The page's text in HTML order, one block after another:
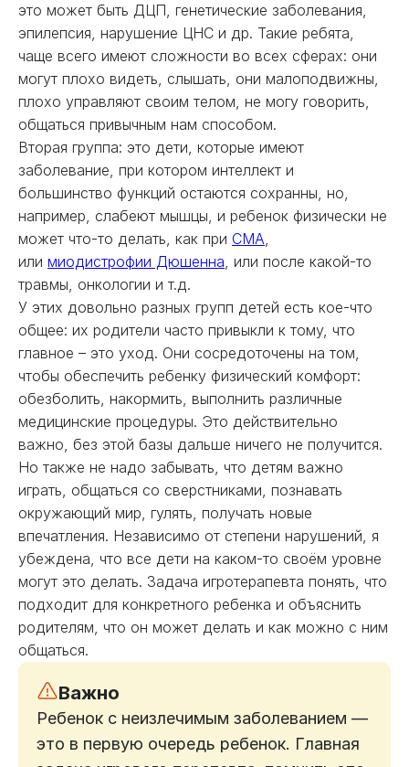
это может быть ДЦП, генетические заболевания,
эпилепсия, нарушение ЦНС и др. Такие ребята,
чаще всего имеют сложности во всех сферах: они
могут плохо видеть, слышать, они малоподвижны,
плохо управляют своим телом, не могу говорить,
общаться привычным нам способом.
Вторая группа: это дети, которые имеют
заболевание, при котором интеллект и
большинство функций остаются сохранны, но,
например, слабеют мышцы, и ребенок физически не
может что-то делать, как при СМА,
или миодистрофии Дюшенна, или после какой-то
травмы, онкологии и т.д.
У этих довольно разных групп детей есть кое-что
общее: их родители часто привыкли к тому, что
главное – это уход. Они сосредоточены на том,
чтобы обеспечить ребенку физический комфорт:
обезболить, накормить, выполнить различные
медицинские процедуры. Это действительно
важно, без этой базы дальше ничего не получится.
Но также не надо забывать, что детям важно
играть, общаться со сверстниками, познавать
окружающий мир, гулять, получать новые
впечатления. Независимо от степени нарушений, я
убеждена, что все дети на каком-то своём уровне
могут это делать. Задача игротерапевта понять, что
подходит для конкретного ребенка и объяснить
родителям, что он может делать и как можно с ним
общаться.
Важно
Ребенок с неизлечимым заболеванием —
это в первую очередь ребенок. Главная